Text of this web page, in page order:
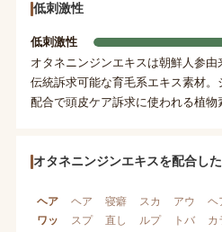
低刺激性
低刺激性
オタネニンジンエキスは朝鮮人参
伝統訴求可能な育毛系エキス素材。
配合で頭皮ケア訴求に使われる植物
オタネニンジンエキスを配合し
ヘア
ワッ
ヘア
スプ
寝癖
直し
スカ
ルプ
アウ
トバ
ヘ
カ